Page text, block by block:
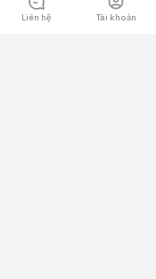
Liên hệ Tài khoản